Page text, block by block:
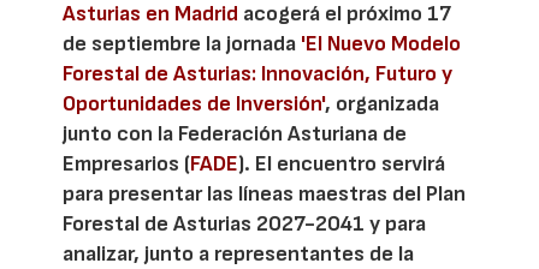
Asturias en Madrid acogerá el próximo 17
de septiembre la jornada 'El Nuevo Modelo
Forestal de Asturias: Innovación, Futuro y
Oportunidades de Inversión', organizada
junto con la Federación Asturiana de
Empresarios (FADE). El encuentro servirá
para presentar las líneas maestras del Plan
Forestal de Asturias 2027-2041 y para
analizar, junto a representantes de la